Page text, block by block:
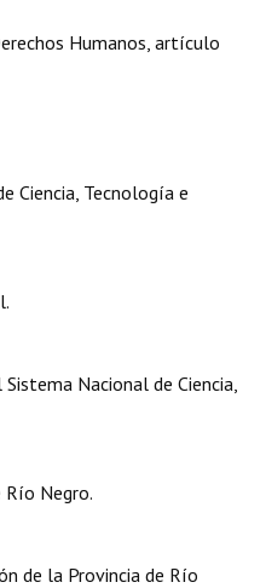
Humanos, artículo
Ciencia, Tecnología e
Nacional de Ciencia,
Negro.
de la Provincia de Río